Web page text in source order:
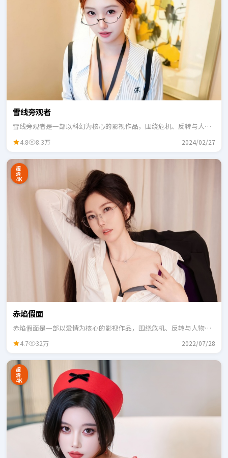
雪线旁观者
雪线旁观者是一部以科幻为核心的影视作品，围绕危机、反转与人物
4.8 8.3万 2024/02/27
超
清
4K
赤焰假面
赤焰假面是一部以爱情为核心的影视作品，围绕危机、反转与人物成
4.7 32万 2022/07/28
超
清
4K